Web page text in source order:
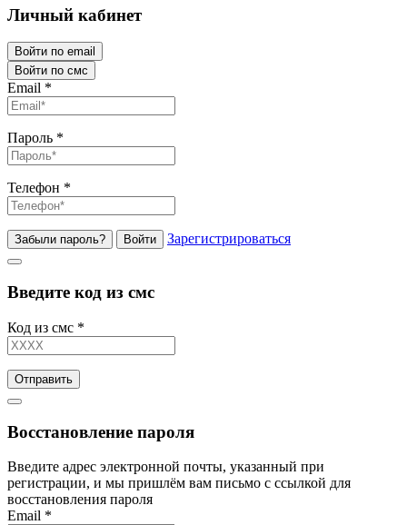
Личный кабинет
Войти по email
Войти по смс
Email *
Пароль *
Телефон *
Забыли пароль? Войти Зарегистрироваться
Введите код из смс
Код из смс *
Отправить
Восстановление пароля
Введите адрес электронной почты, указанный при
регистрации, и мы пришлём вам письмо с ссылкой для
восстановления пароля
Email *